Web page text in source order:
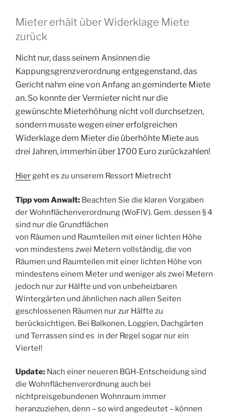
Mieter erhält über Widerklage Miete
zurück
Nicht nur, dass seinem Ansinnen die
Kappungsgrenzverordnung entgegenstand, das
Gericht nahm eine von Anfang an geminderte Miete
an. So konnte der Vermieter nicht nur die
gewünschte Mieterhöhung nicht voll durchsetzen,
sondern musste wegen einer erfolgreichen
Widerklage dem Mieter die überhöhte Miete aus
drei Jahren, immerhin über 1700 Euro zurückzahlen!
Hiergeht es zu unserem Ressort Mietrecht
Tipp vom Anwalt: Beachten Sie die klaren Vorgaben
der Wohnflächenverordnung (WoFlV). Gem. dessen § 4
sind nur die Grundflächen
von Räumen und Raumteilen mit einer lichten Höhe
von mindestens zwei Metern vollständig, die von
Räumen und Raumteilen mit einer lichten Höhe von
mindestens einem Meter und weniger als zwei Metern
jedoch nur zur Hälfte und von unbeheizbaren
Wintergärten und ähnlichen nach allen Seiten
geschlossenen Räumen nur zur Hälfte zu
berücksichtigen. Bei Balkonen, Loggien, Dachgärten
und Terrassen sind es in der Regel sogar nur ein
Viertel!
Update: Nach einer neueren BGH-Entscheidung sind
die Wohnflächenverordnung auch bei
nichtpreisgebundenen Wohnraum immer
heranzuziehen, denn – so wird angedeutet – können